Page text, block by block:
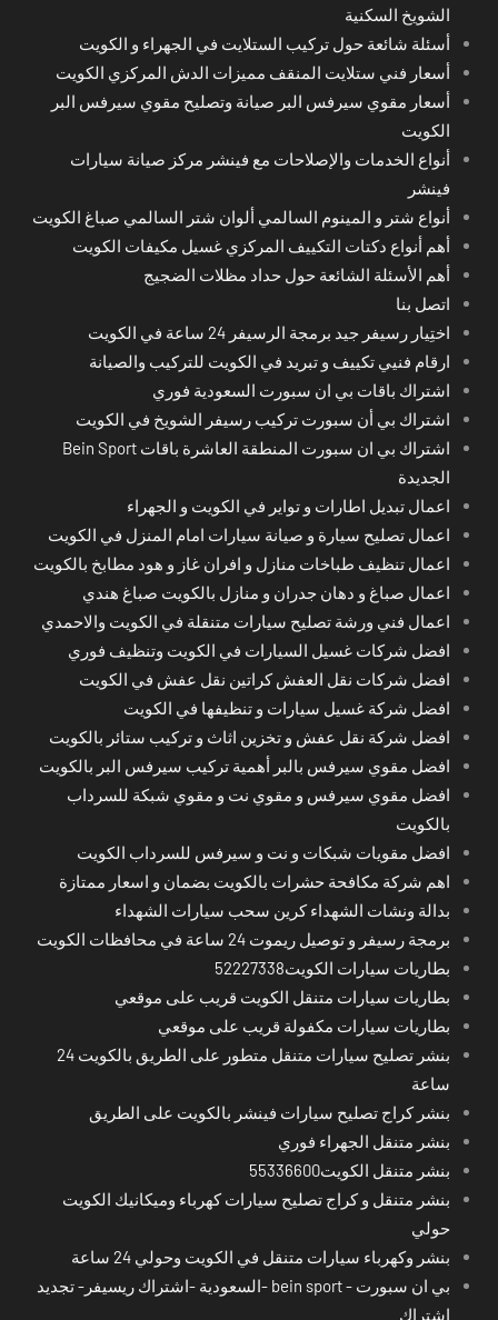
الشويخ السكنية
أسئلة شائعة حول تركيب الستلايت في الجهراء و الكويت
أسعار فني ستلايت المنقف مميزات الدش المركزي الكويت
أسعار مقوي سيرفس البر صيانة وتصليح مقوي سيرفس البر
الكويت
أنواع الخدمات والإصلاحات مع فينشر مركز صيانة سيارات
فينشر
أنواع شتر و المينوم السالمي ألوان شتر السالمي صباغ الكويت
أهم أنواع دكتات التكييف المركزي غسيل مكيفات الكويت
أهم الأسئلة الشائعة حول حداد مظلات الضجيج
اتصل بنا
اختِيار رسيفر جيد برمجة الرسيفر 24 ساعة في الكويت
ارقام فنيي تكييف و تبريد في الكويت للتركيب والصيانة
اشتراك باقات بي ان سبورت السعودية فوري
اشتراك بي أن سبورت تركيب رسيفر الشويخ في الكويت
اشتراك بي ان سبورت المنطقة العاشرة باقات Bein Sport
الجديدة
اعمال تبديل اطارات و تواير في الكويت و الجهراء
اعمال تصليح سيارة و صيانة سيارات امام المنزل في الكويت
اعمال تنظيف طباخات منازل و افران غاز و هود مطابخ بالكويت
اعمال صباغ و دهان جدران و منازل بالكويت صباغ هندي
اعمال فني ورشة تصليح سيارات متنقلة في الكويت والاحمدي
افضل شركات غسيل السيارات في الكويت وتنظيف فوري
افضل شركات نقل العفش كراتين نقل عفش في الكويت
افضل شركة غسيل سيارات و تنظيفها في الكويت
افضل شركة نقل عفش و تخزين اثاث و تركيب ستائر بالكويت
افضل مقوي سيرفس بالبر أهمية تركيب سيرفس البر بالكويت
افضل مقوي سيرفس و مقوي نت و مقوي شبكة للسرداب
بالكويت
افضل مقويات شبكات و نت و سيرفس للسرداب الكويت
اهم شركة مكافحة حشرات بالكويت بضمان و اسعار ممتازة
بدالة ونشات الشهداء كرين سحب سيارات الشهداء
برمجة رسيفر و توصيل ريموت 24 ساعة في محافظات الكويت
بطاريات سيارات الكويت52227338
بطاريات سيارات متنقل الكويت قريب على موقعي
بطاريات سيارات مكفولة قريب على موقعي
بنشر تصليح سيارات متنقل متطور على الطريق بالكويت 24
ساعة
بنشر كراج تصليح سيارات فينشر بالكويت على الطريق
بنشر متنقل الجهراء فوري
بنشر متنقل الكويت55336600
بنشر متنقل و كراج تصليح سيارات كهرباء وميكانيك الكويت
حولي
بنشر وكهرباء سيارات متنقل في الكويت وحولي 24 ساعة
بي ان سبورت - bein sport -السعودية -اشتراك ريسيفر- تجديد
اشتراك